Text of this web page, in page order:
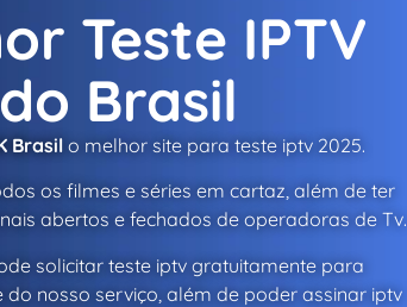
Teste IPTV
Brasil
Brasilo melhor site para teste iptv 2025.
os filmes e séries em cartaz, além de ter
abertos e fechados de operadoras de Tv.
solicitar teste iptv gratuitamente para
nosso serviço, além de poder assinar iptv